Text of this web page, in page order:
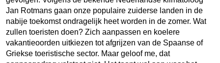
Jan Rotmans gaan onze populaire zuiderse landen in de
nabije toekomst ondragelijk heet worden in de zomer. Wat
zullen toeristen doen? Zich aanpassen en koelere
vakantieoorden uitkiezen tot afgrijzen van de Spaanse of
Griekse toeristische sector. Maar geloof me, dat